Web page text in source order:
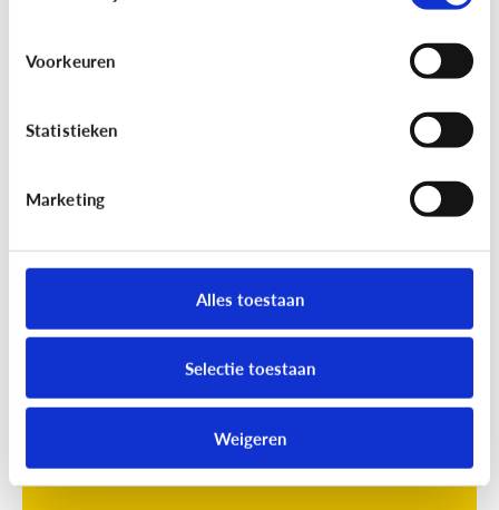
Voorkeuren
Statistieken
Marketing
Alles toestaan
Selectie toestaan
Weigeren
[Online quiz]Waar is schermtijd